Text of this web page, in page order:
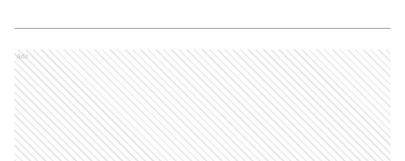
Ads